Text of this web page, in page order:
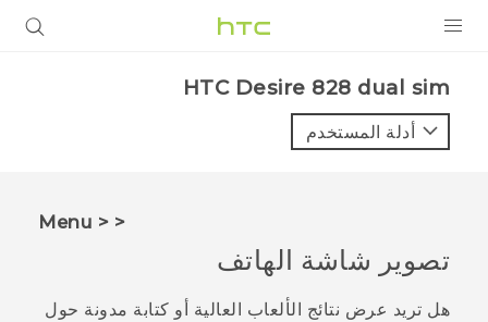
VIVE
VIVERSE
البرامج + التطبيقات
HTC Desire 828 dual sim‎
أدلة المستخدم
< < Menu
تصوير شاشة الهاتف
هل تريد عرض نتائج الألعاب العالية أو كتابة مدونة حول